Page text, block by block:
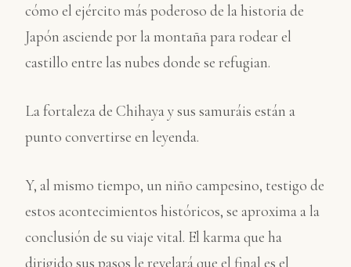
cómo el ejército más poderoso de la historia de
Japón asciende por la montaña para rodear el
castillo entre las nubes donde se refugian.
La fortaleza de Chihaya y sus samuráis están a
punto convertirse en leyenda.
Y, al mismo tiempo, un niño campesino, testigo de
estos acontecimientos históricos, se aproxima a la
conclusión de su viaje vital. El karma que ha
dirigido sus pasos le revelará que el final es el